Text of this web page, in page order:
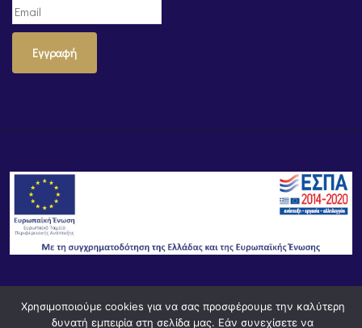
Εγγραφή
© Powered by Knowledge AE
Χρησιμοποιούμε cookies για να σας προσφέρουμε την καλύτερη
δυνατή εμπειρία στη σελίδα μας. Εάν συνεχίσετε να